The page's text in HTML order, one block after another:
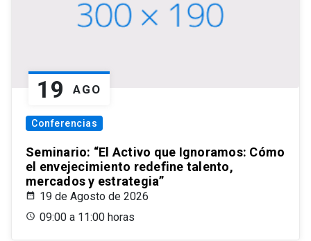
19 AGO
Conferencias
Seminario: “El Activo que Ignoramos: Cómo
el envejecimiento redefine talento,
mercados y estrategia”
19 de Agosto de 2026
09:00 a 11:00 horas